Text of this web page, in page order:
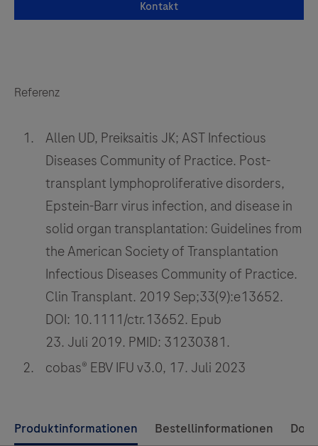
Kontakt
Referenz
Allen UD, Preiksaitis JK; AST Infectious
Diseases Community of Practice. Post-
transplant lymphoproliferative disorders,
Epstein-Barr virus infection, and disease in
solid organ transplantation: Guidelines from
the American Society of Transplantation
Infectious Diseases Community of Practice.
Clin Transplant. 2019 Sep;33(9):e13652.
DOI: 10.1111/ctr.13652. Epub
23. Juli 2019. PMID: 31230381.
cobas® EBV IFU v3.0, 17. Juli 2023
Use
Produktinformationen Bestellinformationen